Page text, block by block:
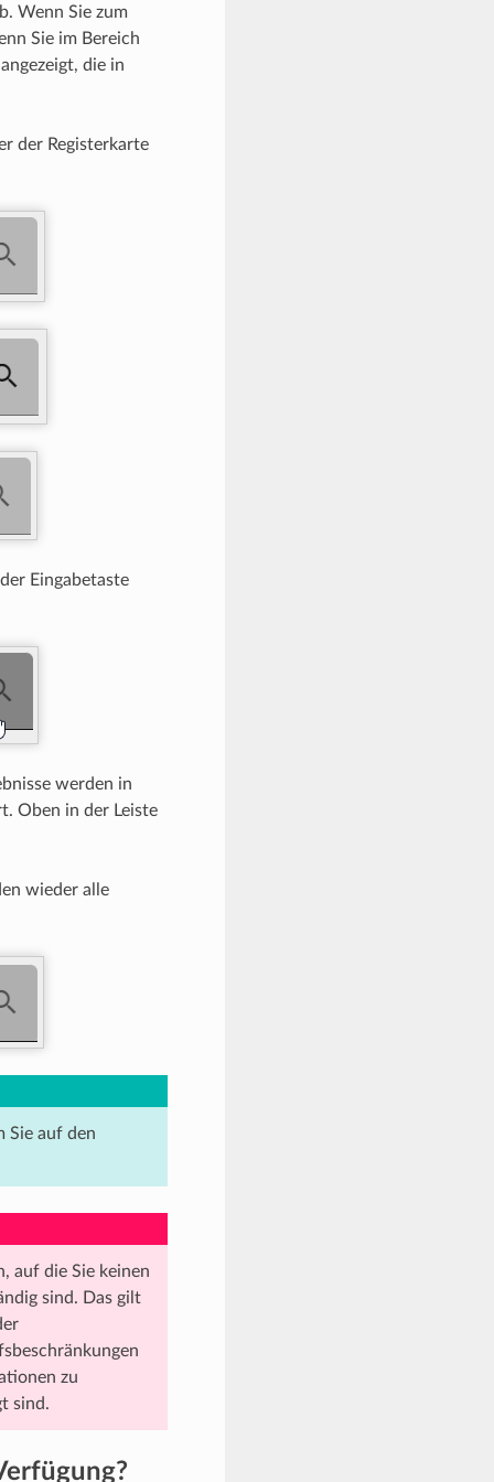
Wenn Sie zum
Sie im Bereich
die in
der Registerkarte
Eingabetaste
werden in
Oben in der Leiste
wieder alle
Sie auf den
auf die Sie keinen
sind. Das gilt
zu
sind.